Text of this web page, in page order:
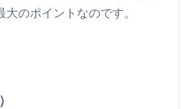
のポイントなのです。